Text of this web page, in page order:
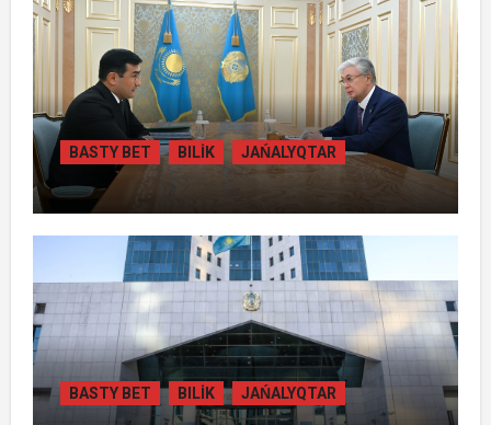
BASTY BET BILİK JAŃALYQTAR
ПРЕЗИДЕНТ «БӘЙТЕРЕК» ХОЛДИНГІНІҢ
БАСШЫСЫН ҚАБЫЛДАДЫ
BASTY BET BILİK JAŃALYQTAR